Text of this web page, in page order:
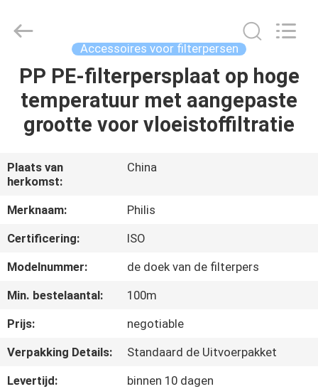
HUIS
PRODUCTEN
ONGEVEER
ONS
FABRIEKSREIS
CONTACTEER
ONS
Technology
Reserved.
Accessoires voor filterpersen
PP PE-filterpersplaat op hoge
temperatuur met aangepaste
grootte voor vloeistoffiltratie
Plaats van
herkomst:
China
Merknaam:
Philis
Certificering:
ISO
Modelnummer:
de doek van de filterpers
Min. bestelaantal:
100m
Prijs:
negotiable
Verpakking Details:
Standaard de Uitvoerpakket
Levertijd:
binnen 10 dagen